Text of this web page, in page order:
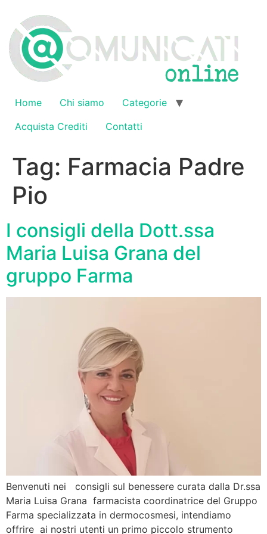
contenuto
Home Chi siamo
Categorie
Acquista Crediti
Contatti
Tag: Farmacia Padre
Pio
I consigli della Dott.ssa
Maria Luisa Grana del
gruppo Farma
Benvenuti nei consigli sul benessere curata dalla Dr.ssa
Maria Luisa Grana farmacista coordinatrice del Gruppo
Farma specializzata in dermocosmesi, intendiamo
offrire ai nostri utenti un primo piccolo strumento